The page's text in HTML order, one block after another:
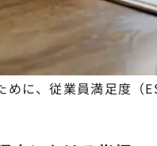
めに、従業員満足度（